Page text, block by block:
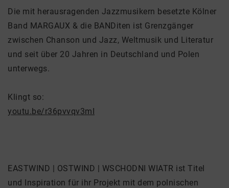
Die mit herausragenden Jazzmusikern besetzte Kölner
Band MARGAUX & die BANDiten ist Grenzgänger
zwischen Chanson und Jazz, Weltmusik und Literatur
und seit über 20 Jahren in Deutschland und Polen
unterwegs.
Klingt so:
youtu.be/r36pvvqv3mI
EASTWIND | OSTWIND | WSCHODNI WIATR ist Titel
und Inspiration für ihr Projekt mit dem polnischen